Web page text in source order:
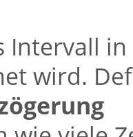
Intervall
wird.